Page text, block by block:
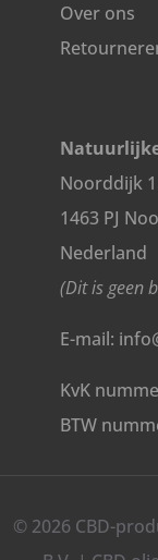
Over ons
Noorddijk
1463 PJ
Nederland
(Dit is geen
E-mail:
KvK
BTW
© 2026 CBD-